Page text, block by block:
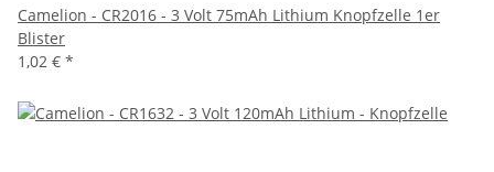
Camelion - CR2016 - 3 Volt 75mAh Lithium Knopfzelle 1er
Blister
1,02 € *